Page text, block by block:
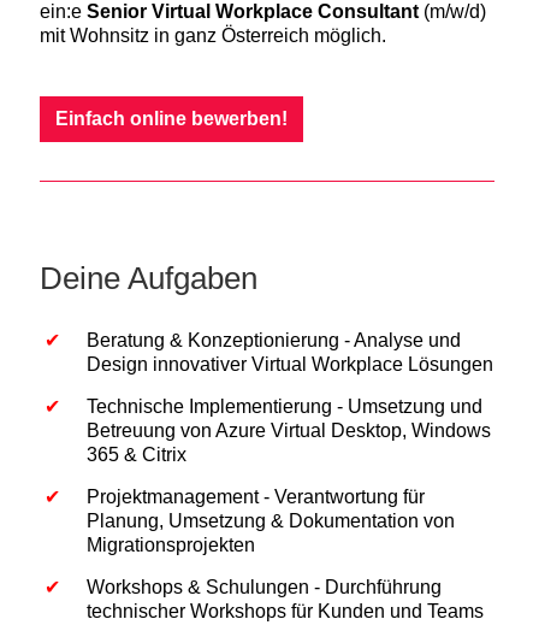
ein:e Senior Virtual Workplace Consultant(m/w/d)
mit Wohnsitz in ganz Österreich möglich.
Einfach online bewerben!
Deine Aufgaben
Beratung & Konzeptionierung - Analyse und
Design innovativer Virtual Workplace Lösungen
Technische Implementierung - Umsetzung und
Betreuung von Azure Virtual Desktop, Windows
365 & Citrix
Projektmanagement - Verantwortung für
Planung, Umsetzung & Dokumentation von
Migrationsprojekten
Workshops & Schulungen - Durchführung
technischer Workshops für Kunden und Teams